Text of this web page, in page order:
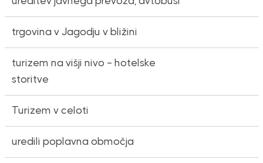
trgovina v Jagodju v bližini
turizem na višji nivo – hotelske
storitve
Turizem v celoti
uredili poplavna območja